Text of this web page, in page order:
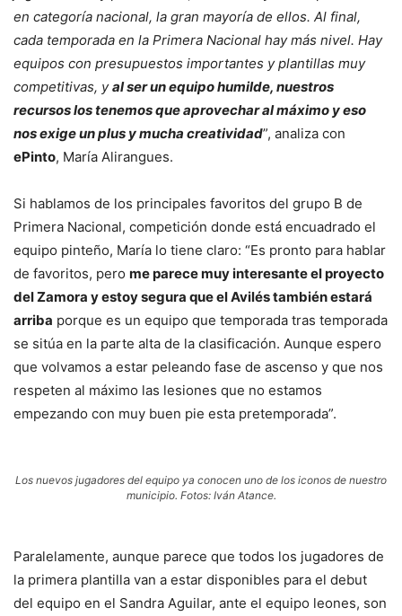
en categoría nacional, la gran mayoría de ellos. Al final,
cada temporada en la Primera Nacional hay más nivel. Hay
equipos con presupuestos importantes y plantillas muy
competitivas, yal ser un equipo humilde, nuestros
recursos los tenemos que aprovechar al máximo y eso
nos exige un plus y mucha creatividad”, analiza con
ePinto, María Alirangues.
Si hablamos de los principales favoritos del grupo B de
Primera Nacional, competición donde está encuadrado el
equipo pinteño, María lo tiene claro: “Es pronto para hablar
de favoritos, pero me parece muy interesante el proyecto
del Zamora y estoy segura que el Avilés también estará
arriba porque es un equipo que temporada tras temporada
se sitúa en la parte alta de la clasificación. Aunque espero
que volvamos a estar peleando fase de ascenso y que nos
respeten al máximo las lesiones que no estamos
empezando con muy buen pie esta pretemporada”.
Los nuevos jugadores del equipo ya conocen uno de los iconos de nuestro
municipio. Fotos: Iván Atance.
Paralelamente, aunque parece que todos los jugadores de
la primera plantilla van a estar disponibles para el debut
del equipo en el Sandra Aguilar, ante el equipo leones, son